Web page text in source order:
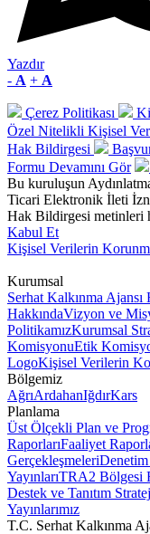
Yazdır
- A + A
Çerez Politikası
Özel Nitelikli Kişisel
Hak Bildirgesi
Formu Devamını Gör
Bu kuruluşun
Ticari Elektronik İleti
Hak Bildirgesi metinleri
Kabul Et
Kişisel Verilerin
Kurumsal
Serhat Kalkınma Ajansı
HakkındaVizyon ve
PolitikamızKurumsal
KomisyonuEtik
LogoKişisel Verilerin
Bölgemiz
AğrıArdahanIğdırKars
Planlama
Üst Ölçekli Plan ve
RaporlarıFaaliyet
GerçekleşmeleriDenetim
YayınlarıTRA2 Bölgesi
Destek ve Tanıtım
Yayınlarımız
T.C. Serhat Kalkınma